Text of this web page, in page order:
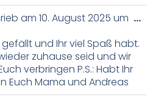
am 10. August 2025 um
und Ihr viel Spaß habt.
zuhause seid und wir
verbringen P.S.: Habt Ihr
Euch Mama und Andreas
…